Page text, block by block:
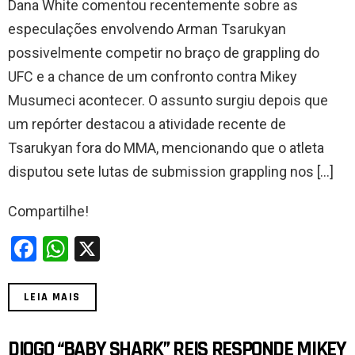
ce
b
o
o
k
at
s
A
p
p
Dana White comentou recentemente sobre as
especulações envolvendo Arman Tsarukyan
possivelmente competir no braço de grappling do
UFC e a chance de um confronto contra Mikey
Musumeci acontecer. O assunto surgiu depois que
um repórter destacou a atividade recente de
Tsarukyan fora do MMA, mencionando que o atleta
disputou sete lutas de submission grappling nos […]
Compartilhe!
F
ce
W
at
LEIA MAIS
DIOGO “BABY SHARK” REIS RESPONDE MIKEY